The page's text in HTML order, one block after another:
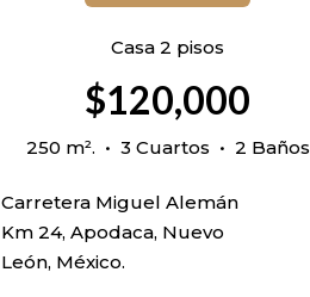
Casa 2 pisos
$120,000
250 m². • 3 Cuartos • 2 Baños
Carretera Miguel Alemán
Km 24, Apodaca, Nuevo
León, México.